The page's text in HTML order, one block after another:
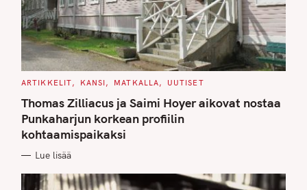
C
T
E
G
O
R
I
S
ARTIKKELIT KANSI MATKALLA UUTISET
Thomas Zilliacus ja Saimi Hoyer aikovat nostaa
Punkaharjun korkean profiilin
kohtaamispaikaksi
Lue lisää